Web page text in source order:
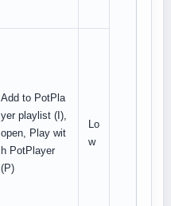
Add to PotPla
yer playlist (I),
open, Play wit
h PotPlayer
(P)
Lo
w